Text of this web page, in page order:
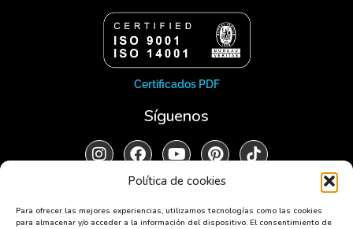
Política de cookies
Para ofrecer las mejores experiencias, utilizamos tecnologías como las cookies
para almacenar y/o acceder a la información del dispositivo. El consentimiento de
Certificados PDF
Síguenos